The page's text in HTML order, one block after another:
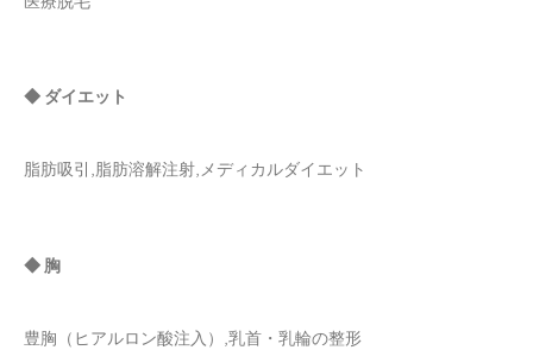
◆ ダイエット
脂肪吸引,脂肪溶解注射,メディカルダイエット
◆ 胸
豊胸（ヒアルロン酸注入）,乳首・乳輪の整形